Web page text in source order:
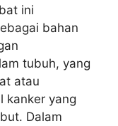
ini
bahan
tubuh, yang
atau
kanker yang
Dalam